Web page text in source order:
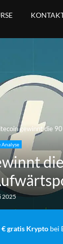
gewinnt die
Analyse
2025
€ gratis Krypto bei